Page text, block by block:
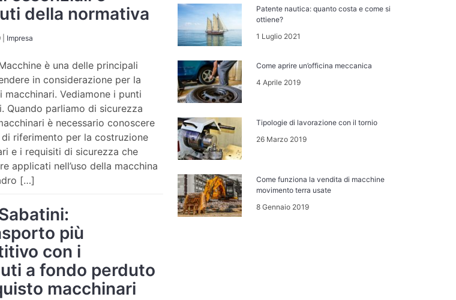
della normativa
Impresa
è una delle principali
in considerazione per la
macchinari. Vediamone i punti
Quando parliamo di sicurezza
è necessario conoscere
riferimento per la costruzione
e i requisiti di sicurezza che
applicati nell’uso della macchina
[…]
più
con i
a fondo perduto
macchinari
Patente nautica: quanto costa e come si
ottiene?
1 Luglio 2021
Come aprire un’officina meccanica
4 Aprile 2019
Tipologie di lavorazione con il tornio
26 Marzo 2019
Come funziona la vendita di macchine
movimento terra usate
8 Gennaio 2019